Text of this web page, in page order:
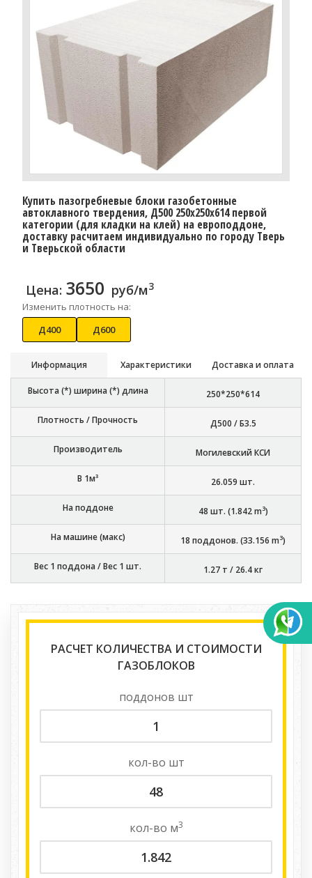
Купить пазогребневые блоки газобетонные
автоклавного твердения, Д500 250x250x614 первой
категории (для кладки на клей) на европоддоне,
доставку расчитаем индивидуально по городу Тверь
и Тверьской области
Цена: 3650 руб/м3
Изменить плотность на:
Д400
Д600
Информация Характеристики Доставка и оплата
Высота (*) ширина (*) длина 250*250*614
Плотность / Прочность Д500 / Б3.5
Производитель Могилевский КСИ
В 1м³ 26.059 шт.
На поддоне 48 шт. (1.842m3)
На машине (макс) 18 поддонов. (33.156 m3)
Вес 1 поддона / Вес 1 шт. 1.27 т / 26.4 кг
РАСЧЕТ КОЛИЧЕСТВА И СТОИМОСТИ
ГАЗОБЛОКОВ
поддонов шт
кол-во шт
кол-во м3